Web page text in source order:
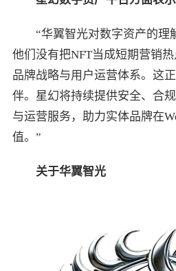
“华翼智光对数字资产的理
他们没有把NFT当成短期营销
品牌战略与用户运营体系。这
伴。星幻将持续提供安全、合
与运营服务，助力实体品牌在
值。”
关于华翼智光